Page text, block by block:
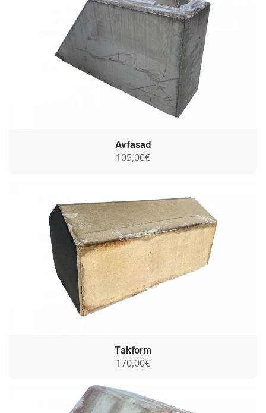
Avfasad
105,00€
Takform
170,00€